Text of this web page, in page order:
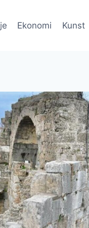
Ekonomi Kunst